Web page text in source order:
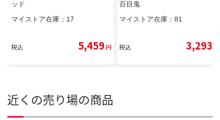
ッド
マイストア在庫： 17
税込 5,459円
百目鬼
マイストア在庫： 81
税込 3,293
近くの売り場の商品